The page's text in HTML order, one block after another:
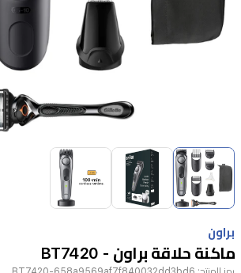
Item
of
3
1
of
3
براون
ماكنة حلاقة براون - BT7420